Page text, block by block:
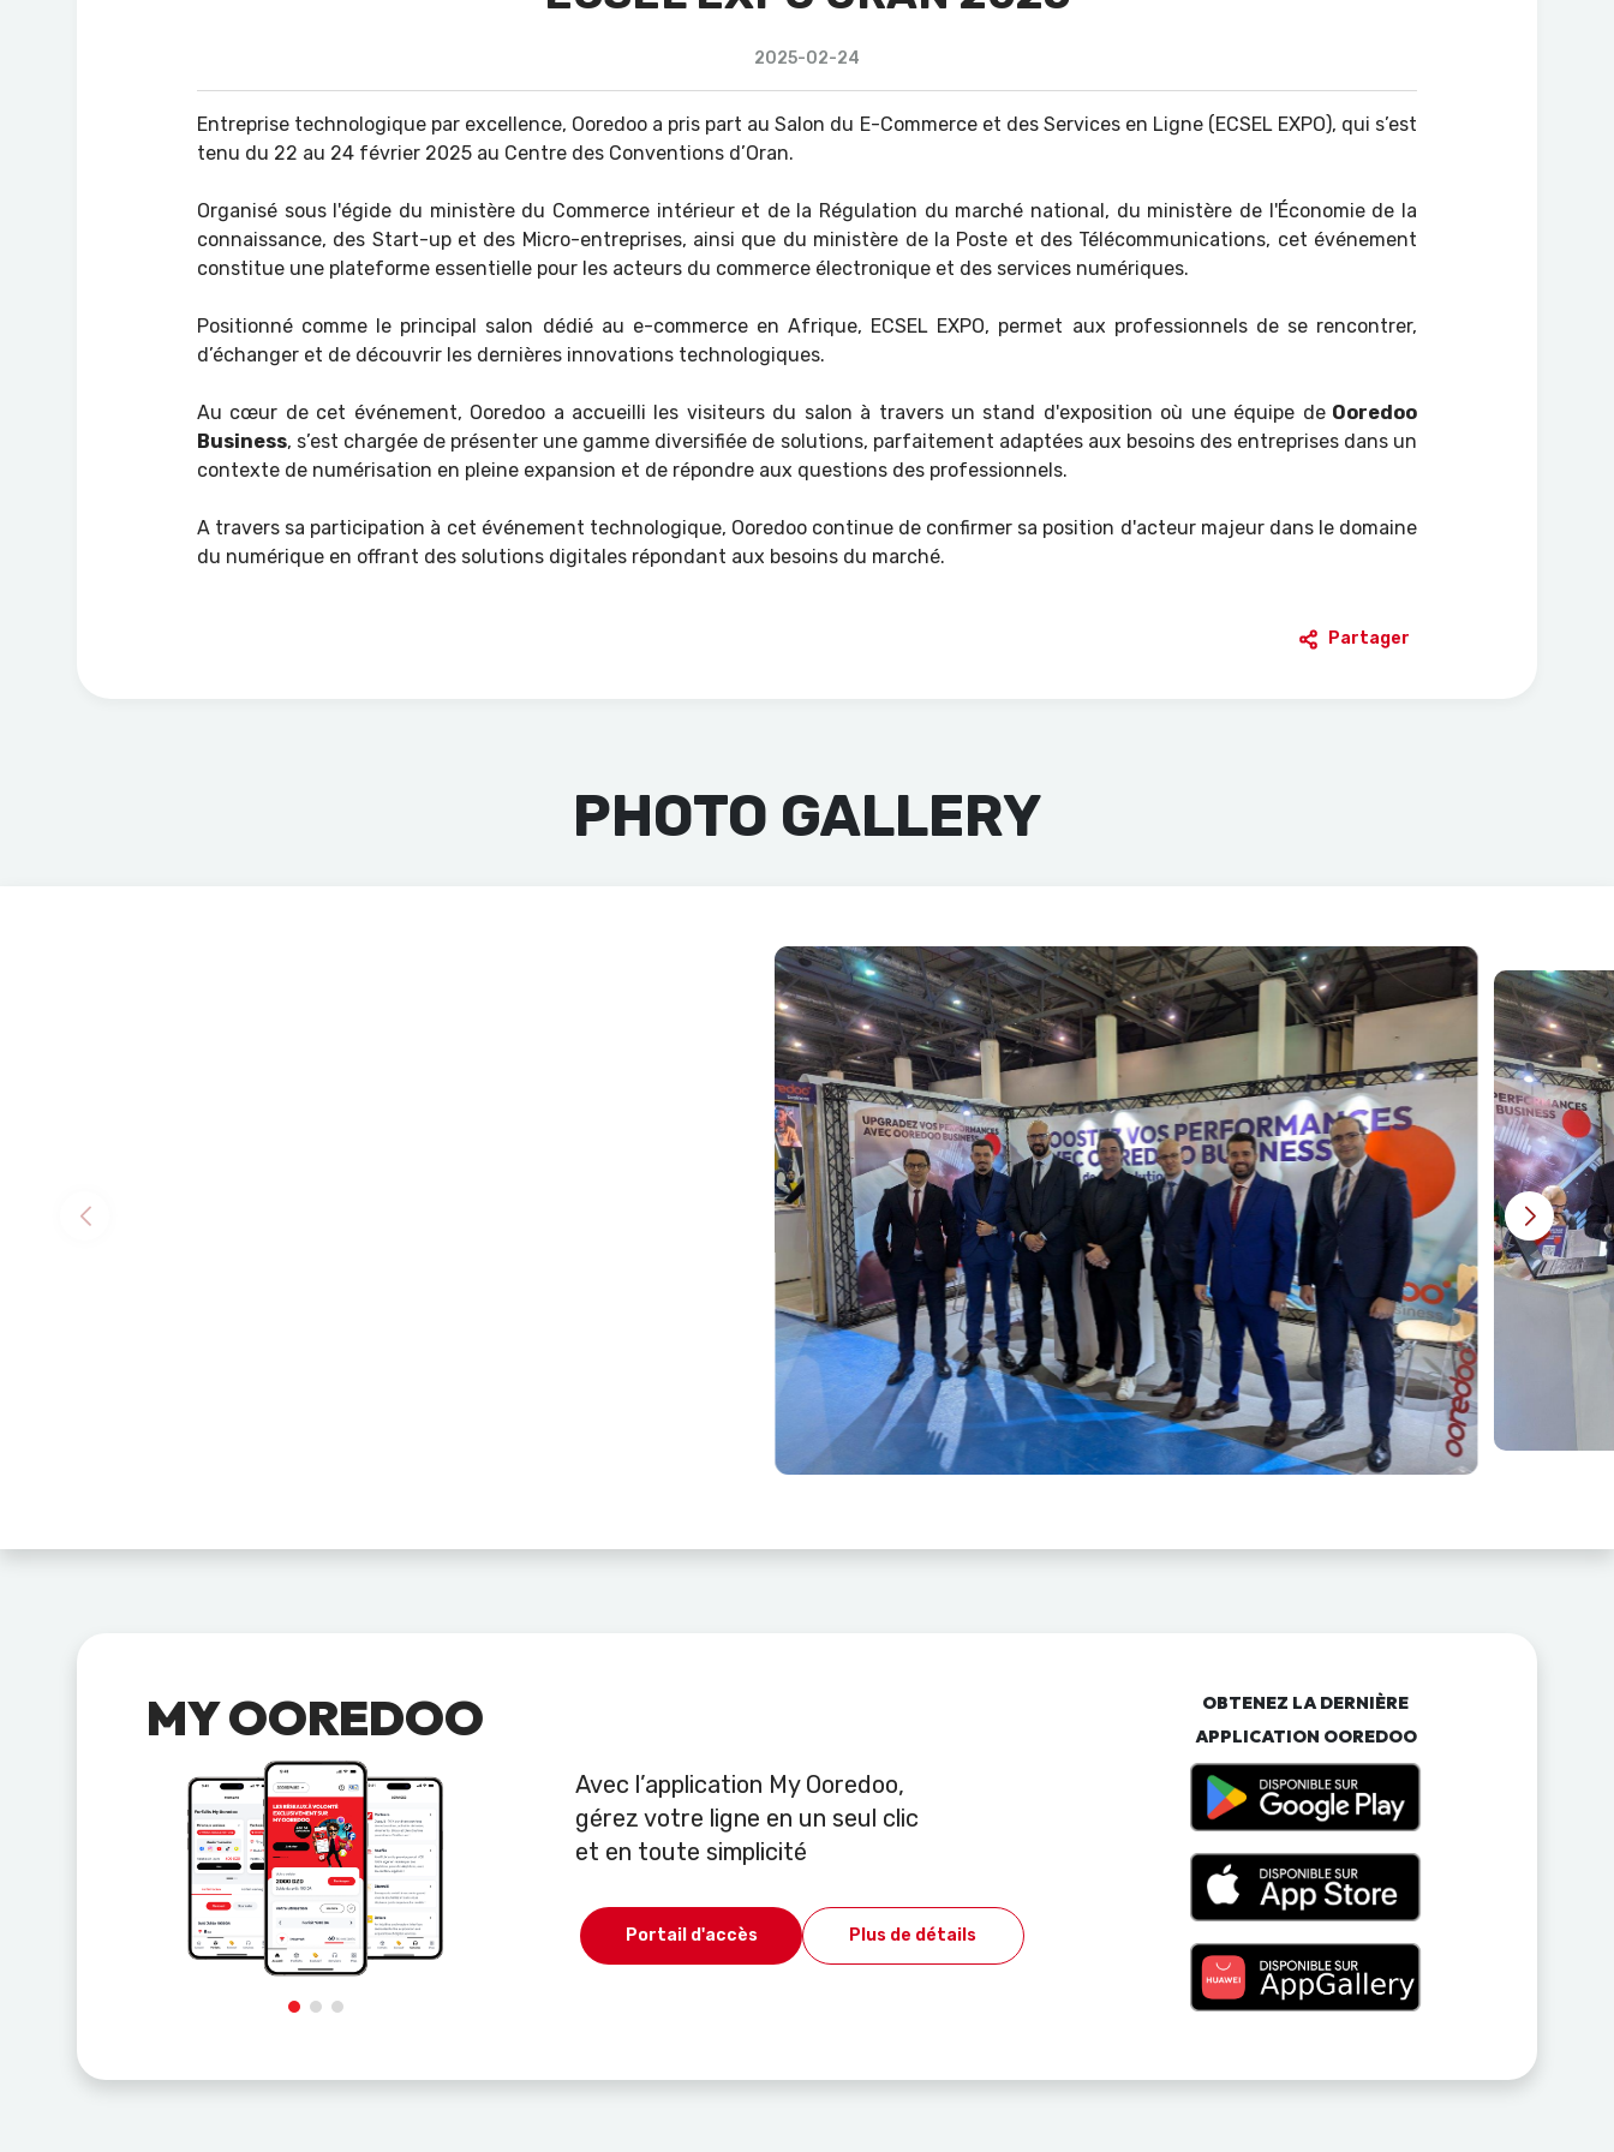
2025-02-24
Entreprise technologique par excellence, Ooredoo a pris part au Salon du E-Commerce et des Services en Ligne (ECSEL EXPO), qui s’est
tenu du 22 au 24 février 2025 au Centre des Conventions d’Oran.
Organisé sous l'égide du ministère du Commerce intérieur et de la Régulation du marché national, du ministère de l'Économie de la
connaissance, des Start-up et des Micro-entreprises, ainsi que du ministère de la Poste et des Télécommunications, cet événement
constitue une plateforme essentielle pour les acteurs du commerce électronique et des services numériques.
Positionné comme le principal salon dédié au e-commerce en Afrique, ECSEL EXPO, permet aux professionnels de se rencontrer,
d’échanger et de découvrir les dernières innovations technologiques.
Au cœur de cet événement, Ooredoo a accueilli les visiteurs du salon à travers un stand d'exposition où une équipe deOoredoo
Business, s’est chargée de présenter une gamme diversifiée de solutions, parfaitement adaptées aux besoins des entreprises dans un
contexte de numérisation en pleine expansion et de répondre aux questions des professionnels.
A travers sa participation à cet événement technologique, Ooredoo continue de confirmer sa position d'acteur majeur dans le domaine
du numérique en offrant des solutions digitales répondant aux besoins du marché.
Partager
PHOTO GALLERY
MY OOREDOO
Avec l’application My Ooredoo,
gérez votre ligne en un seul clic
et en toute simplicité
Portail d'accès Plus de détails
OBTENEZ LA DERNIÈRE
APPLICATION OOREDOO